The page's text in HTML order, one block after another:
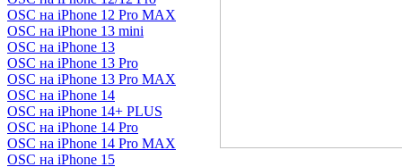
OSC на iPhone 12 Pro MAX
OSC на iPhone 13 mini
OSC на iPhone 13
OSC на iPhone 13 Pro
OSC на iPhone 13 Pro MAX
OSC на iPhone 14
OSC на iPhone 14+ PLUS
OSC на iPhone 14 Pro
OSC на iPhone 14 Pro MAX
OSC на iPhone 15